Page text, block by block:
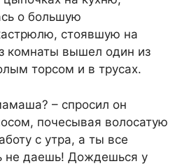
о большую
стоявшую на
комнаты вышел один из
торсом и в трусах.
– спросил он
почесывая волосатую
с утра, а ты все
не даешь! Дождешься у